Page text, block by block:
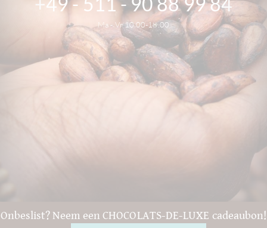
Ma - Vr 10.00-18.00
Onbeslist? Neem een CHOCOLATS-DE-LUXE cadeaubon!